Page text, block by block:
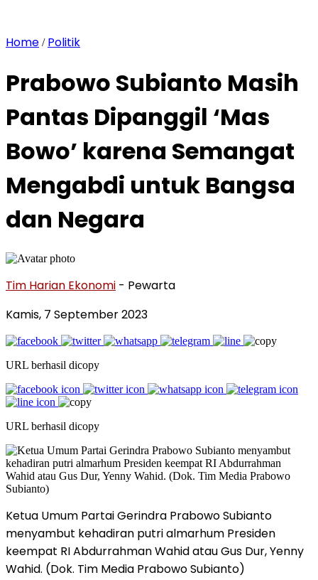
Home / Politik
Prabowo Subianto Masih
Pantas Dipanggil ‘Mas
Bowo’ karena Semangat
Mengabdi untuk Bangsa
dan Negara
Tim Harian Ekonomi - Pewarta
Kamis, 7 September 2023
URL berhasil dicopy
URL berhasil dicopy
Ketua Umum Partai Gerindra Prabowo Subianto
menyambut kehadiran putri almarhum Presiden
keempat RI Abdurrahman Wahid atau Gus Dur, Yenny
Wahid. (Dok. Tim Media Prabowo Subianto)